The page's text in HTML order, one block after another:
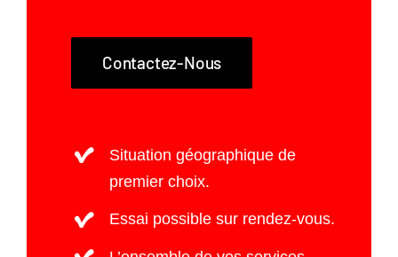
Contactez-Nous
Situation géographique de
premier choix.
Essai possible sur rendez-vous.